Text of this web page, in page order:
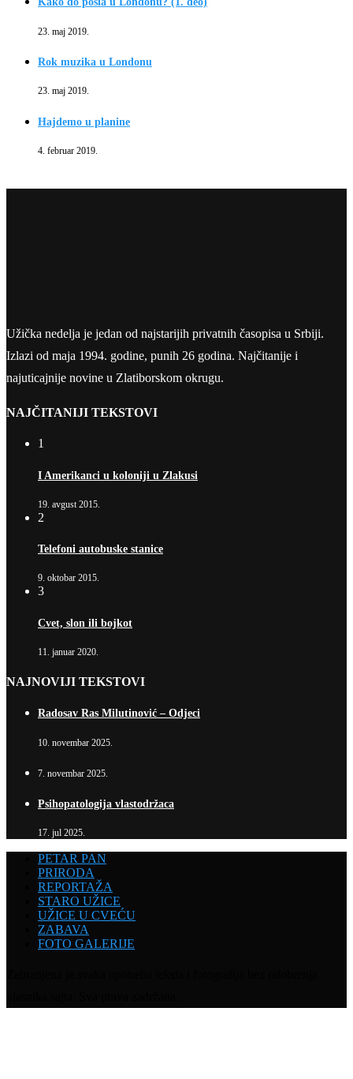
23. maj 2019.
Rok muzika u Londonu
23. maj 2019.
Hajdemo u planine
4. februar 2019.
Užička nedelja je jedan od najstarijih privatnih časopisa u Srbiji.
Izlazi od maja 1994. godine, punih 26 godina. Najčitanije i
najuticajnije novine u Zlatiborskom okrugu.
NAJČITANIJI TEKSTOVI
1
I Amerikanci u koloniji u Zlakusi
19. avgust 2015.
2
Telefoni autobuske stanice
9. oktobar 2015.
3
Cvet, slon ili bojkot
11. januar 2020.
NAJNOVIJI TEKSTOVI
Radosav Ras Milutinović – Odjeci
10. novembar 2025.
7. novembar 2025.
Psihopatologija vlastodržaca
17. jul 2025.
PETAR PAN
PRIRODA
REPORTAŽA
STARO UŽICE
UŽICE U CVEĆU
ZABAVA
FOTO GALERIJE